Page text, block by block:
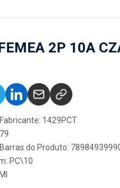
2P 10A
1429PCT
do Produto:
PC\10